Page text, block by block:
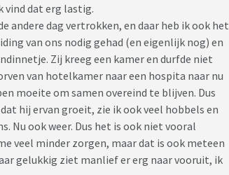
vind dat erg lastig.
andere dag vertrokken, en daar heb ik ook het
van ons nodig gehad (en eigenlijk nog) en
Zij kreeg een kamer en durfde niet
van hotelkamer naar een hospita naar nu
moeite om samen overeind te blijven. Dus
hij ervan groeit, zie ik ook veel hobbels en
Nu ook weer. Dus het is ook niet vooral
veel minder zorgen, maar dat is ook meteen
gelukkig ziet manlief er erg naar vooruit, ik